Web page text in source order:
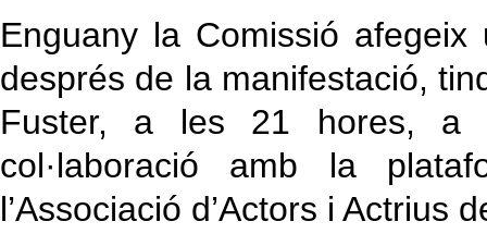
Enguany la Comissió
després de la manifestació,
Fuster, a les 21 hores, a
col·laboració amb la
l’Associació d’Actors i Actrius